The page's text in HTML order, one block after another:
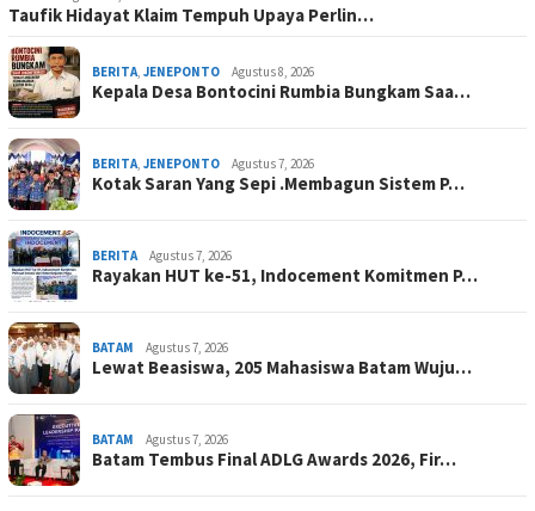
Taufik Hidayat Klaim Tempuh Upaya Perlin…
BERITA, JENEPONTO Agustus 8, 2026
Kepala Desa Bontocini Rumbia Bungkam Saa…
BERITA, JENEPONTO Agustus 7, 2026
Kotak Saran Yang Sepi .Membagun Sistem P…
BERITA Agustus 7, 2026
Rayakan HUT ke-51, Indocement Komitmen P…
BATAM Agustus 7, 2026
Lewat Beasiswa, 205 Mahasiswa Batam Wuju…
BATAM Agustus 7, 2026
Batam Tembus Final ADLG Awards 2026, Fir…